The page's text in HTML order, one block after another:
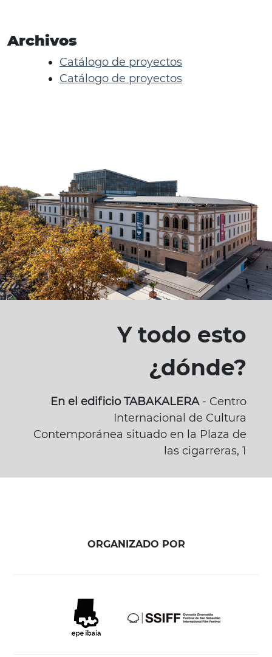
Archivos
Catálogo de proyectos
Catálogo de proyectos
Y todo esto
¿dónde?
En el edificio TABAKALERA- Centro
Internacional de Cultura
Contemporánea situado en la Plaza de
las cigarreras, 1
ORGANIZADO POR